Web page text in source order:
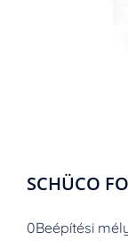
SCHÜCO
0Beépítési